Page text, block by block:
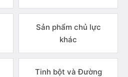
Sản phẩm chủ lực
khác
Tinh bột và Đường